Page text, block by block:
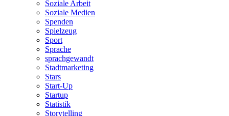
Soziale Arbeit
Soziale Medien
Spenden
Spielzeug
Sport
Sprache
sprachgewandt
Stadtmarketing
Stars
Start-Up
Startup
Statistik
Storytelling